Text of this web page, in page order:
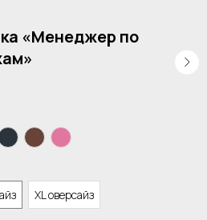
«Менеджер по
XL оверсайз
4